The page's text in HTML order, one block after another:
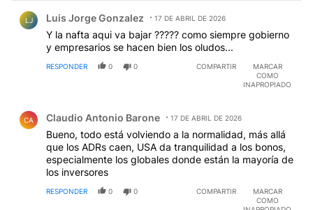
LJ Luis Jorge Gonzalez 17 DE ABRIL DE 2026
Y la nafta aqui va bajar ????? como siempre gobierno
y empresarios se hacen bien los oludos...
RESPONDER 0 0 COMPARTIR
MARCAR
COMO
INAPROPIADO
CA Claudio Antonio Barone 17 DE ABRIL DE 2026
Bueno, todo está volviendo a la normalidad, más allá
que los ADRs caen, USA da tranquilidad a los bonos,
especialmente los globales donde están la mayoría de
los inversores
RESPONDER 0 0 COMPARTIR
MARCAR
COMO